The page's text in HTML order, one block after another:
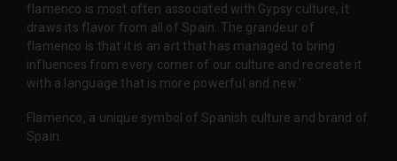
flamenco is most often associated with Gypsy culture, it
draws its flavor from all of Spain. The grandeur of
flamenco is that it is an art that has managed to bring
influences from every corner of our culture and recreate it
with a language that is more powerful and new.'
Flamenco, a unique symbol of Spanish culture and brand of
Spain.